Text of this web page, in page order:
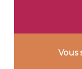
Vous